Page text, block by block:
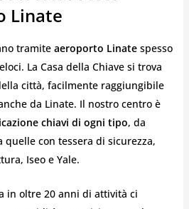
Linate
tramite aeroporto Linatespesso
La Casa della Chiave si trova
città, facilmente raggiungibile
da Linate. Il nostro centro è
chiavi di ogni tipo, da
con tessera di sicurezza,
Iseo e Yale.
in oltre 20 anni di attività ci